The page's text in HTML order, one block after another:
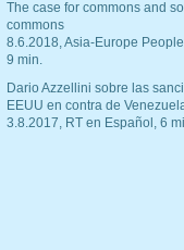
The case for commons and
commons
8.6.2018, Asia-Europe
9 min.
Dario Azzellini sobre las
EEUU en contra de
3.8.2017, RT en Español, 6